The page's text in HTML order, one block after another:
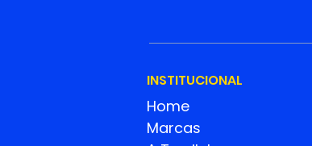
INSTITUCIONAL
Home
Marcas